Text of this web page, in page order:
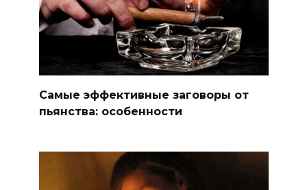
Самые эффективные заговоры от
пьянства: особенности